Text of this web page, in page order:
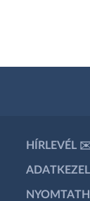
HÍRLEVÉL